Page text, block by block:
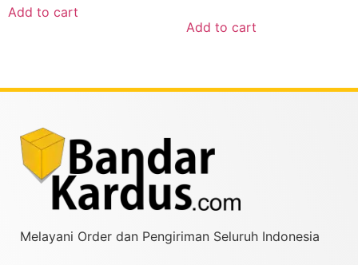
Add to cart
Add to cart
Melayani Order dan Pengiriman Seluruh Indonesia